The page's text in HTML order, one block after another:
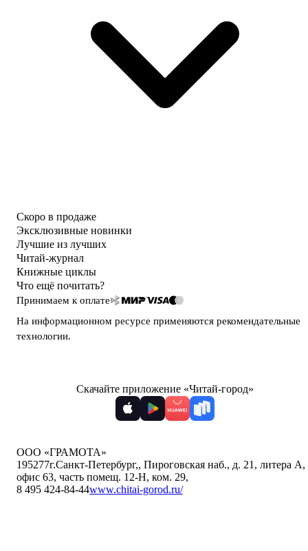
Скоро в продаже
Эксклюзивные новинки
Лучшие из лучших
Читай-журнал
Книжные циклы
Что ещё почитать?
Принимаем к оплате
На информационном ресурсе применяются рекомендательные
технологии.
Скачайте приложение «Читай-город»
ООО «ГРАМОТА»
195277г.Санкт-Петербург,, Пироговская наб., д. 21, литера А,
офис 63, часть помещ. 12-Н, ком. 29,
8 495 424-84-44www.chitai-gorod.ru/